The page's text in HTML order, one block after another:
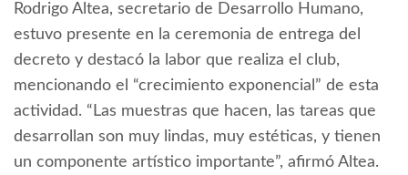
Rodrigo Altea, secretario de Desarrollo Humano,
estuvo presente en la ceremonia de entrega del
decreto y destacó la labor que realiza el club,
mencionando el “crecimiento exponencial” de esta
actividad. “Las muestras que hacen, las tareas que
desarrollan son muy lindas, muy estéticas, y tienen
un componente artístico importante”, afirmó Altea.